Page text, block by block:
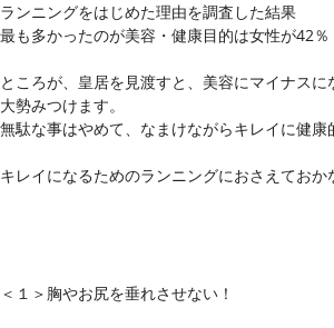
ランニングをはじめた理由を調査した結果
最も多かったのが美容・健康目的は女性が42％
ところが、皇居を見渡すと、美容にマイナス
大勢みつけます。
無駄な事はやめて、なまけながらキレイに健康
キレイになるためのランニングにおさえておか
＜１＞胸やお尻を垂れさせない！